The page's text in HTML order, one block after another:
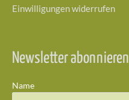
Einwilligungen widerrufen
Newsletter abonnieren
Name